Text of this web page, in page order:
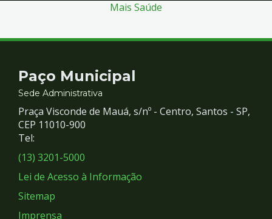
Mais Saúde
Contato
e
Redes
Sociais
Paço Municipal
Sede Administrativa
Praça Visconde de Mauá, s/nº - Centro, Santos - SP,
CEP 11010-900
Tel:
(13) 3201-5000
Lei de Acesso à Informação
Sitemap
Imprensa